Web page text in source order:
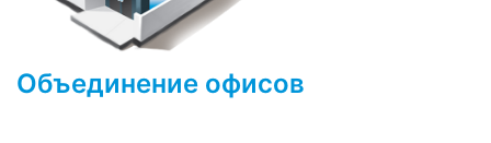
Объединение офисов